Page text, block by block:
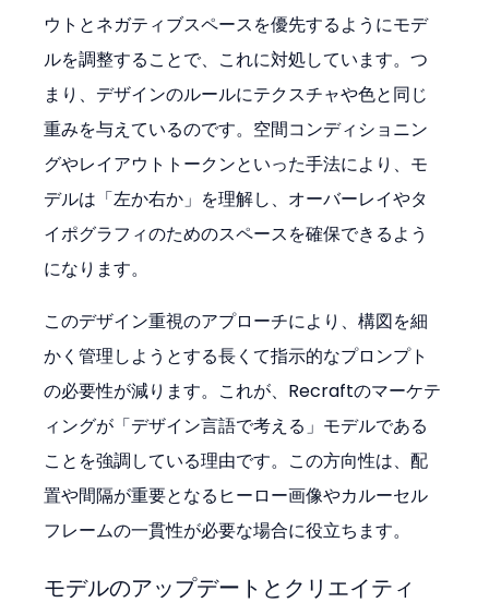
ウトとネガティブスペースを優先するようにモデ
ルを調整することで、これに対処しています。つ
まり、デザインのルールにテクスチャや色と同じ
重みを与えているのです。空間コンディショニン
グやレイアウトトークンといった手法により、モ
デルは「左か右か」を理解し、オーバーレイやタ
イポグラフィのためのスペースを確保できるよう
になります。
このデザイン重視のアプローチにより、構図を細
かく管理しようとする長くて指示的なプロンプト
の必要性が減ります。これが、Recraftのマーケテ
ィングが「デザイン言語で考える」モデルである
ことを強調している理由です。この方向性は、配
置や間隔が重要となるヒーロー画像やカルーセル
フレームの一貫性が必要な場合に役立ちます。
モデルのアップデートとクリエイティ